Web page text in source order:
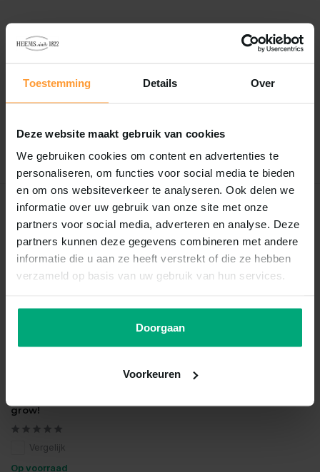
Toestemming Details Over
Deze website maakt gebruik van cookies
We gebruiken cookies om content en advertenties te
personaliseren, om functies voor social media te bieden
en om ons websiteverkeer te analyseren. Ook delen we
informatie over uw gebruik van onze site met onze
partners voor social media, adverteren en analyse. Deze
partners kunnen deze gegevens combineren met andere
informatie die u aan ze heeft verstrekt of die ze hebben
verzameld op basis van uw gebruik van hun services.
Doorgaan
Voorkeuren
Reviews
0/ Based on 0 reviews
Recent bekeken
grow!
Vergelijk
Op voorraad